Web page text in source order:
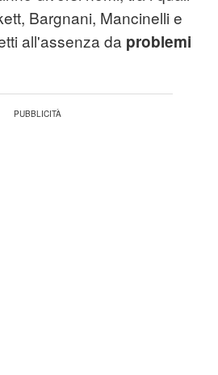
Bargnani, Mancinelli e
all'assenza da problemi